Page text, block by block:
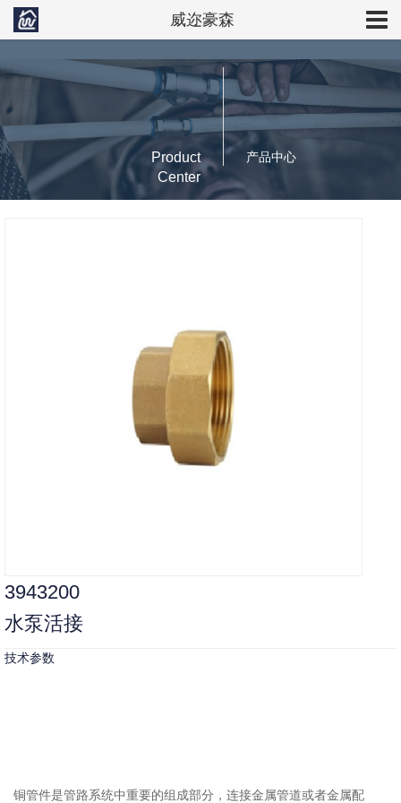
Product
Center
产品中心
3943200
水泵活接
技术参数
铜管件是管路系统中重要的组成部分，连接金属管道或者金属配
威迩豪森